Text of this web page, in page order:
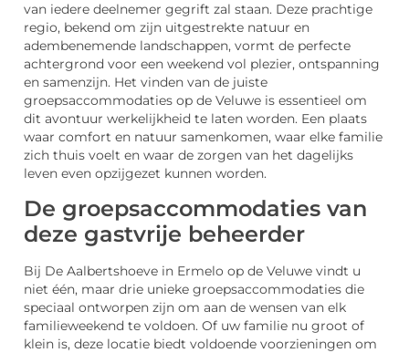
van iedere deelnemer gegrift zal staan. Deze prachtige
regio, bekend om zijn uitgestrekte natuur en
adembenemende landschappen, vormt de perfecte
achtergrond voor een weekend vol plezier, ontspanning
en samenzijn. Het vinden van de juiste
groepsaccommodaties op de Veluwe is essentieel om
dit avontuur werkelijkheid te laten worden. Een plaats
waar comfort en natuur samenkomen, waar elke familie
zich thuis voelt en waar de zorgen van het dagelijks
leven even opzijgezet kunnen worden.
De groepsaccommodaties van
deze gastvrije beheerder
Bij De Aalbertshoeve in Ermelo op de Veluwe vindt u
niet één, maar drie unieke groepsaccommodaties die
speciaal ontworpen zijn om aan de wensen van elk
familieweekend te voldoen. Of uw familie nu groot of
klein is, deze locatie biedt voldoende voorzieningen om